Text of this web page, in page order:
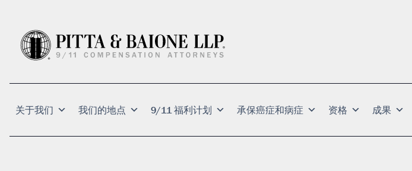
关于我们 我们的地点 9/11 福利计划 承保癌症和病症 资格 成果